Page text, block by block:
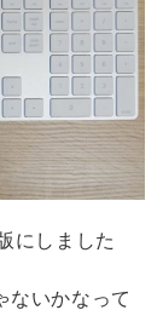
にしました
ないかなって